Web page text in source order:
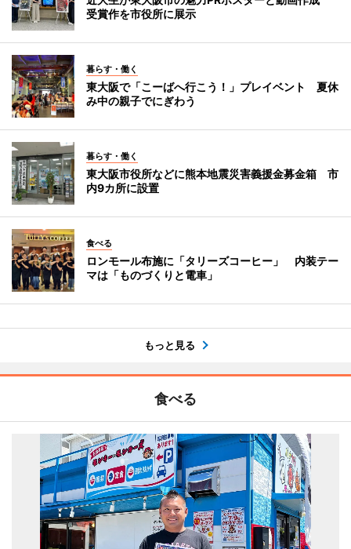
受賞作を市役所に展示
暮らす・働く
東大阪で「こーばへ行こう！」プレイベント 夏休
み中の親子でにぎわう
暮らす・働く
東大阪市役所などに熊本地震災害義援金募金箱 市
内9カ所に設置
食べる
ロンモール布施に「タリーズコーヒー」 内装テー
マは「ものづくりと電車」
もっと見る
食べる